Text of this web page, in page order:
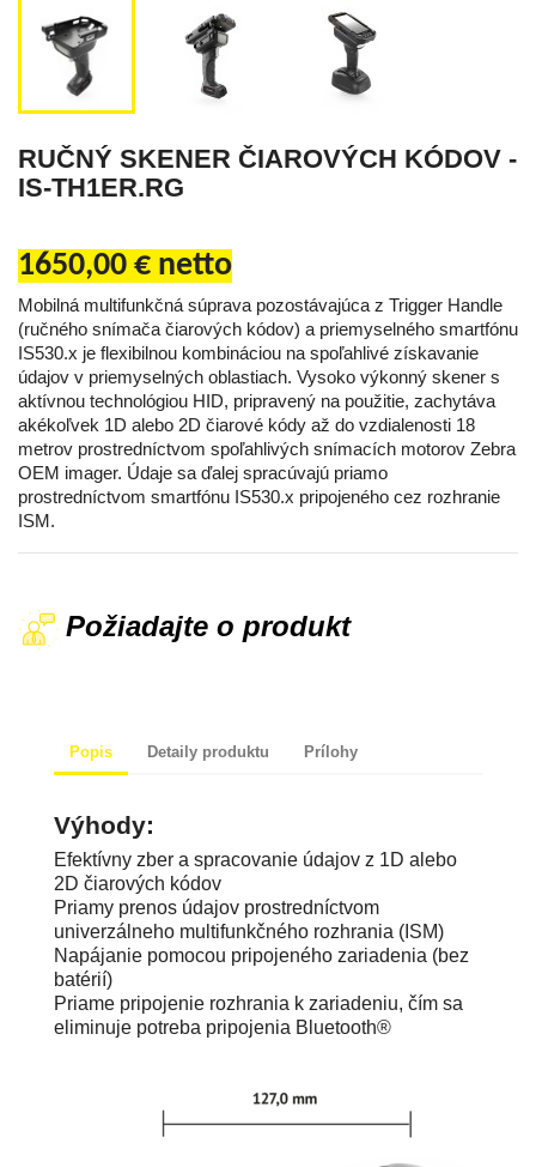
RUČNÝ SKENER ČIAROVÝCH KÓDOV -
IS-TH1ER.RG
1650,00 € netto
Mobilná multifunkčná súprava pozostávajúca z Trigger Handle
(ručného snímača čiarových kódov) a priemyselného smartfónu
IS530.x je flexibilnou kombináciou na spoľahlivé získavanie
údajov v priemyselných oblastiach. Vysoko výkonný skener s
aktívnou technológiou HID, pripravený na použitie, zachytáva
akékoľvek 1D alebo 2D čiarové kódy až do vzdialenosti 18
metrov prostredníctvom spoľahlivých snímacích motorov Zebra
OEM imager. Údaje sa ďalej spracúvajú priamo
prostredníctvom smartfónu IS530.x pripojeného cez rozhranie
ISM.
Požiadajte o produkt
Popis Detaily produktu Prílohy
Efektívny zber a spracovanie údajov z 1D alebo
2D čiarových kódov
Priamy prenos údajov prostredníctvom
univerzálneho multifunkčného rozhrania (ISM)
Napájanie pomocou pripojeného zariadenia (bez
batérií)
Priame pripojenie rozhrania k zariadeniu, čím sa
eliminuje potreba pripojenia Bluetooth®